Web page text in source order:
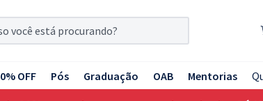
OFF Pós Graduação OAB Mentorias